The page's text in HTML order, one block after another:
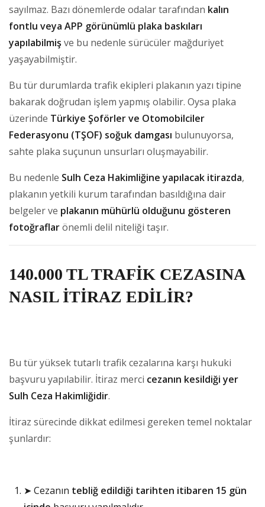
sayılmaz. Bazı dönemlerde odalar tarafından kalın
fontlu veya APP görünümlü plaka baskıları
yapılabilmiş ve bu nedenle sürücüler mağduriyet
yaşayabilmiştir.
Bu tür durumlarda trafik ekipleri plakanın yazı tipine
bakarak doğrudan işlem yapmış olabilir. Oysa plaka
üzerinde Türkiye Şoförler ve Otomobilciler
Federasyonu (TŞOF) soğuk damgası bulunuyorsa,
sahte plaka suçunun unsurları oluşmayabilir.
Bu nedenle Sulh Ceza Hakimliğine yapılacak itirazda,
plakanın yetkili kurum tarafından basıldığına dair
belgeler ve plakanın mühürlü olduğunu gösteren
fotoğraflarönemli delil niteliği taşır.
140.000 TL TRAFİK CEZASINA
NASIL İTİRAZ EDİLİR?
Bu tür yüksek tutarlı trafik cezalarına karşı hukuki
başvuru yapılabilir. İtiraz merci cezanın kesildiği yer
Sulh Ceza Hakimliğidir.
İtiraz sürecinde dikkat edilmesi gereken temel noktalar
şunlardır:
➤ Cezanın tebliğ edildiği tarihten itibaren 15 gün